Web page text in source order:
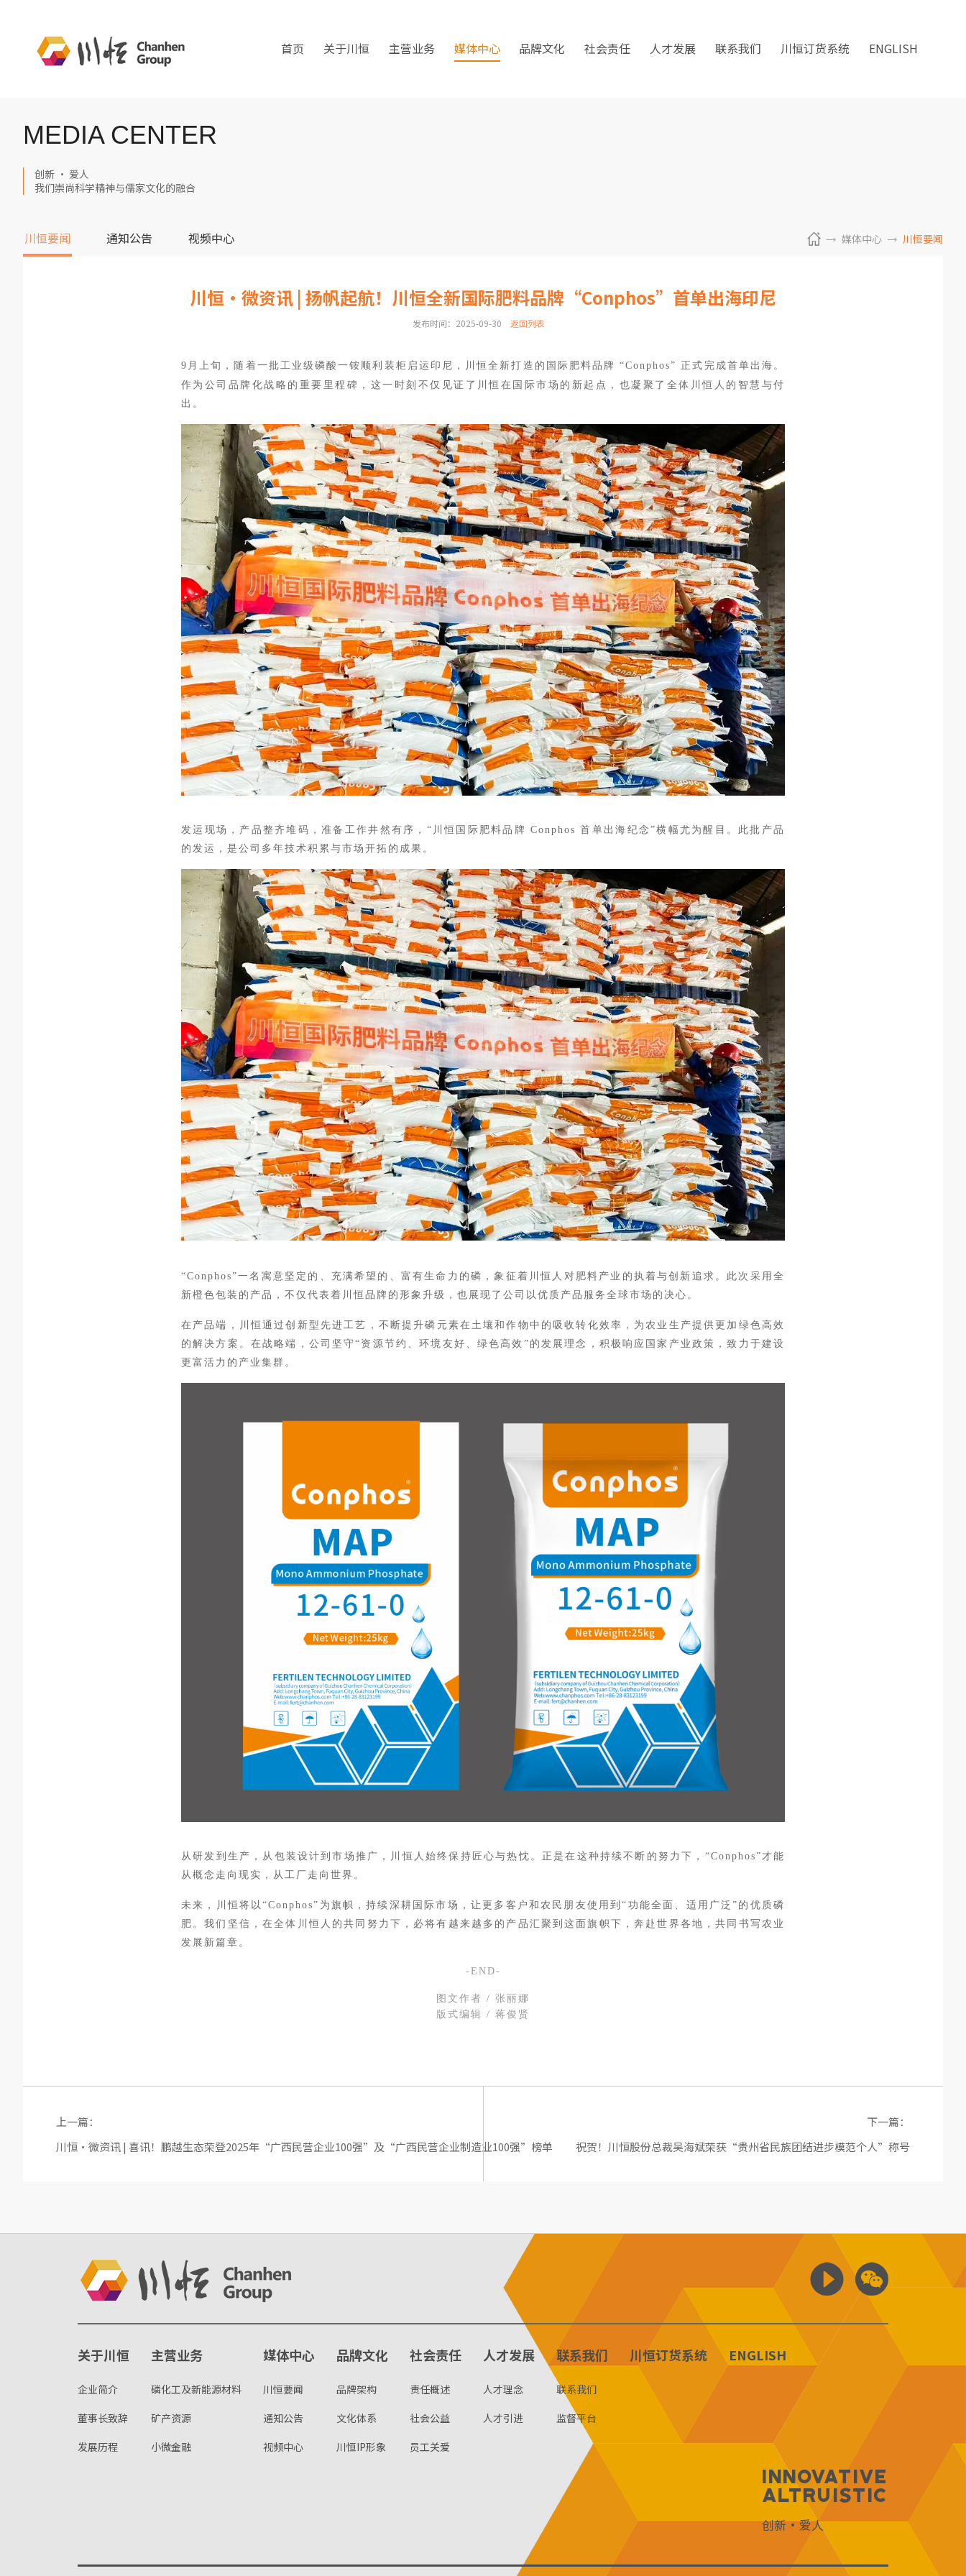
首页 关于川恒 主营业务 媒体中心 品牌文化 社会责任 人才发展 联系我们 川恒订货系统 ENGLISH
MEDIA CENTER
创新 · 爱人
我们崇尚科学精神与儒家文化的融合
川恒要闻 通知公告 视频中心 媒体中心 川恒要闻
川恒·微资讯 | 扬帆起航！川恒全新国际肥料品牌“Conphos”首单出海印尼
发布时间：2025-09-30 返回列表
9月上旬 ，随着一批工业级磷酸一铵顺利装柜启运印尼，川恒全新打造的国际肥料品牌 “Conphos” 正式完成首单出海。
作为公司品牌化战略的重要里程碑，这一时刻不仅见证了川恒在国际市场的新起点，也凝聚了全体川恒人的智慧与付
出。
发运现场，产品整齐堆码，准备工作井然有序，“川恒国际肥料品牌 Conphos 首单出海纪念”横幅尤为醒目。此批产品
的发运，是公司多年技术积累与市场开拓的成果。
“Conphos”一名寓意坚定的、充满希望的、富有生命力的磷，象征着川恒人对肥料产业的执着与创新追求。此次采用全
新橙色包装的产品，不仅代表着川恒品牌的形象升级，也展现了公司以优质产品服务全球市场的决心。
在产品端，川恒通过创新型 先进工艺， 不断提升磷元素在土壤和作物中的吸收转化效率，为农业生产提供更加绿色高效
的解决方案。在战略端，公司坚守“资源节约、环境友好、绿色高效”的发展理念，积极响应国家产业政策，致力于建设
更富活力的产业集群。
从研发到生产，从包装设计到市场推广，川恒人始终保持匠心与热忱。正是在这种持续不断的努力下， “Conphos”才能
从概念走向现实，从工厂走向世界。
未来，川恒将以“Conphos”为旗帜，持续深耕国际市场，让更多客户和农民朋友使用到“功能全面、适用广泛”的优质磷
肥。我们坚信，在全体川恒人的共同努力下，必将有越来越多的产品汇聚到这面旗帜下，奔赴世界各地，共同书写农业
发展新篇章。
-END-
图文作者 / 张丽娜
版式编辑 / 蒋俊贤
上一篇：
川恒·微资讯 | 喜讯！鹏越生态荣登2025年“广西民营企业100强”及“广西民营企业制造业100强”榜单
下一篇：
祝贺！川恒股份总裁吴海斌荣获“贵州省民族团结进步模范个人”称号
关于川恒
企业简介
董事长致辞
发展历程
主营业务
磷化工及新能源材料
矿产资源
小微金融
媒体中心
川恒要闻
通知公告
视频中心
品牌文化
品牌架构
文化体系
川恒IP形象
社会责任
责任概述
社会公益
员工关爱
人才发展
人才理念
人才引进
联系我们
联系我们
监督平台
川恒订货系统 ENGLISH
Innovative
Altruistic
创新·爱人